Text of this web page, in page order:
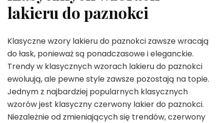
lakieru do paznokci
Klasyczne wzory lakieru do paznokci zawsze wracają
do łask, ponieważ są ponadczasowe i eleganckie.
Trendy w klasycznych wzorach lakieru do paznokci
ewoluują, ale pewne style zawsze pozostają na topie.
Jednym z najbardziej popularnych klasycznych
wzorów jest klasyczny czerwony lakier do paznokci.
Niezależnie od zmieniających się trendów, czerwony